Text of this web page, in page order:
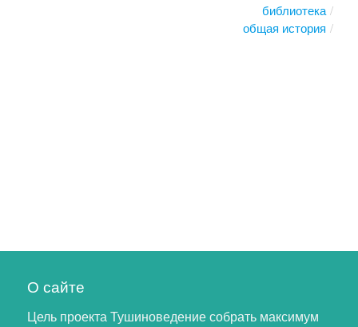
библиотека
общая история
О сайте
Цель проекта Тушиноведение собрать максимум